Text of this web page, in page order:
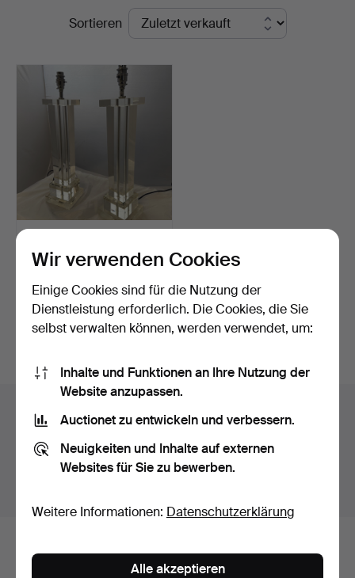
EndpreiseSortieren
TISCHLAMPEN AUS
GESCHLIFFENEM GL…
Beendet 11. Feb 2024
11 Gebote
109 USD
Sie suchen in unserem Archiv der beendeten
Auktionen.
Wir verwenden Cookies
Einige Cookies sind für die Nutzung der
Dienstleistung erforderlich. Die Cookies, die Sie
selbst verwalten können, werden verwendet, um:
Inhalte und Funktionen an Ihre Nutzung der
Website anzupassen.
Auctionet zu entwickeln und verbessern.
Neuigkeiten und Inhalte auf externen
Websites für Sie zu bewerben.
Weitere Informationen: Datenschutzerklärung
Alle akzeptieren